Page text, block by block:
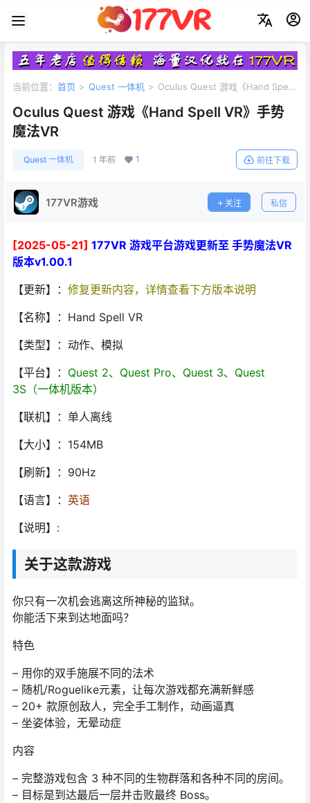
当前位置： 首页 > Quest 一体机 > Oculus Quest 游戏《Hand Spell
Oculus Quest 游戏《Hand Spell VR》手势
魔法VR
Quest 一体机 1 年前 1 前往下载
177VR游戏 关注 私信
[2025-05-21] 177VR 游戏平台游戏更新至 手势魔法VR
版本v1.00.1
【更新】： 修复更新内容，详情查看下方版本说明
【名称】：Hand Spell VR
【类型】：动作、模拟
【平台】： Quest 2、Quest Pro、Quest 3、Quest
3S（一体机版本）
【联机】：单人离线
【大小】：154MB
【刷新】：90Hz
【语言】： 英语
【说明】:
关于这款游戏
你只有一次机会逃离这所神秘的监狱。
你能活下来到达地面吗？
特色
– 用你的双手施展不同的法术
– 随机/Roguelike元素，让每次游戏都充满新鲜感
– 20+ 款原创敌人，完全手工制作，动画逼真
– 坐姿体验，无晕动症
内容
– 完整游戏包含 3 种不同的生物群落和各种不同的房间。
– 目标是到达最后一层并击败最终 Boss。